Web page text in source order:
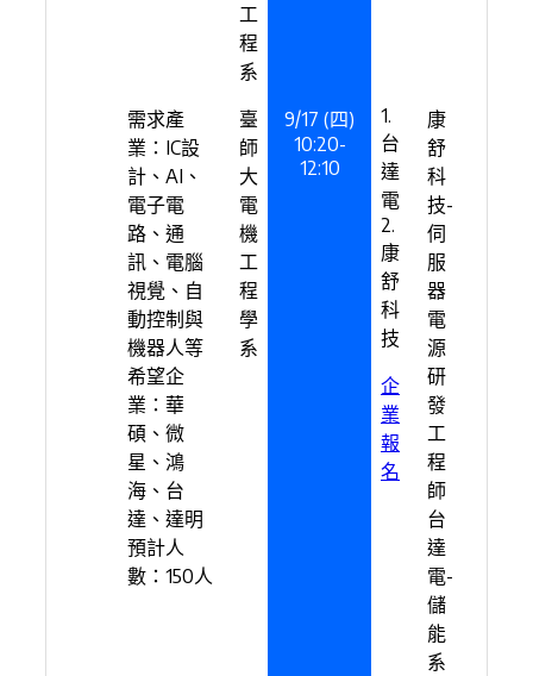
工
程
系
需求產
業：IC設
計、AI、
電子電
路、通
訊、電腦
視覺、自
動控制與
機器人等
希望企
業：華
碩、微
星、鴻
海、台
達、達明
預計人
數：150人
臺
師
大
電
機
工
程
學
系
9/17 (四)
10:20-
12:10
1.
台
達
電
2.
康
舒
科
技
企
業
報
名
康
舒
科
技-
伺
服
器
電
源
研
發
工
程
師
台
達
電-
儲
能
系